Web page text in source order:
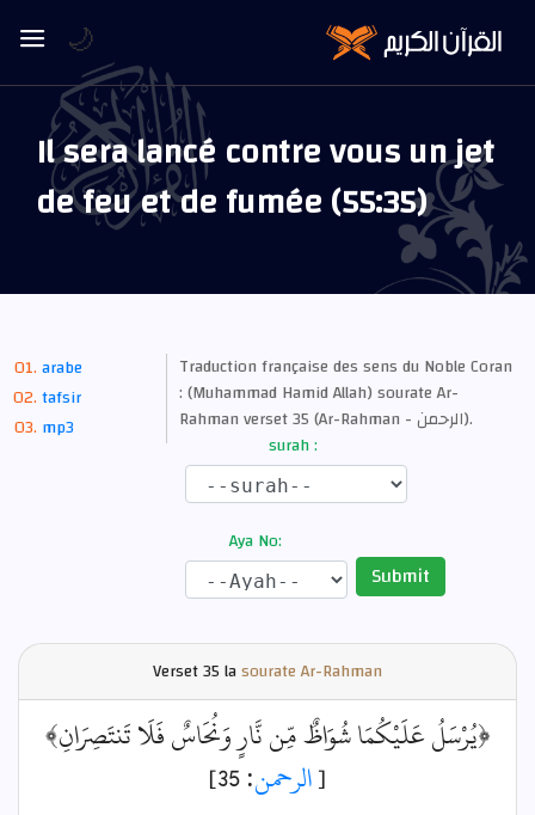
Il sera lancé contre vous un jet
de feu et de fumée (55:35)
arabe
tafsir
mp3
Traduction française des sens du Noble Coran
: (Muhammad Hamid Allah) sourate Ar-
Rahman verset 35 (Ar-Rahman - الرحمن).
surah :
Aya No:
Submit
Verset35 lasourate Ar-Rahman
﴿يُرْسَلُ عَلَيْكُمَا شُوَاظٌ مِّن نَّارٍ وَنُحَاسٌ فَلَا تَنتَصِرَانِ﴾
[الرحمن: 35]
🌙